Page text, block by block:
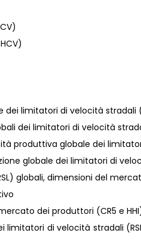
dei limitatori di velocità stradali
dei limitatori di velocità
produttiva globale dei
globale dei limitatori di
globali, dimensioni del
dei produttori (CR5 e
di velocità stradali